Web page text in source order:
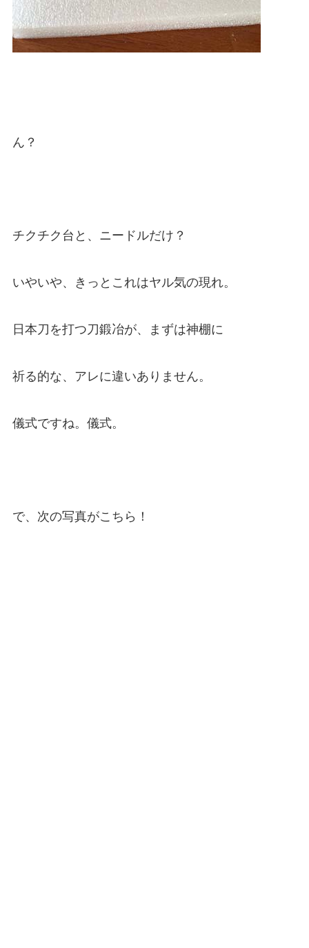
ん？
チクチク台と、ニードルだけ？
いやいや、きっとこれはヤル気の現れ。
日本刀を打つ刀鍛冶が、まずは神棚に
祈る的な、アレに違いありません。
儀式ですね。儀式。
で、次の写真がこちら！